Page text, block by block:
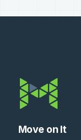
Move on It